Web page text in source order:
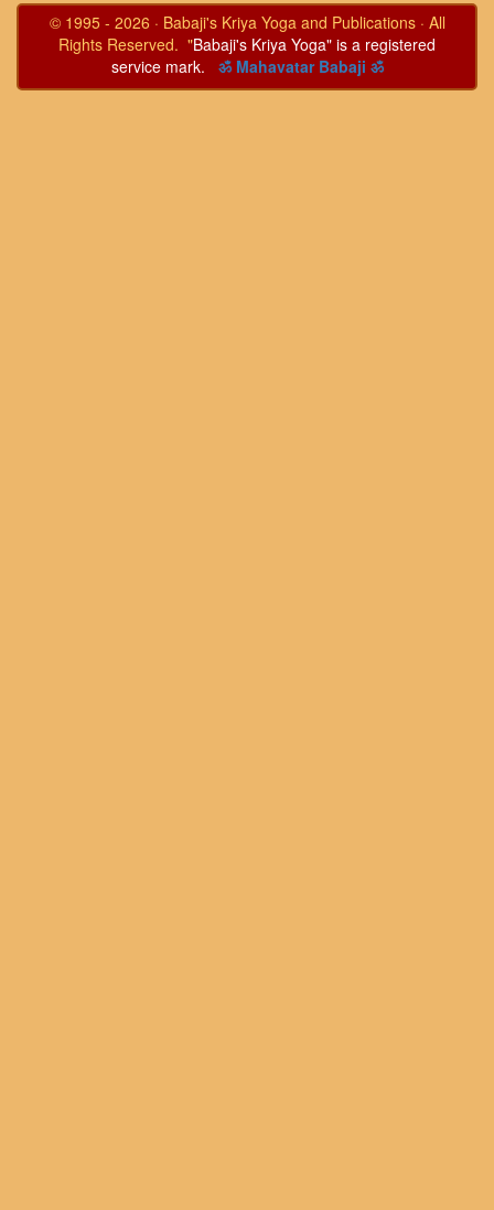
© 1995 - 2026 · Babaji's Kriya Yoga and Publications · All
Rights Reserved. "Babaji's Kriya Yoga" is a registered
service mark.
ॐ Mahavatar Babaji ॐ